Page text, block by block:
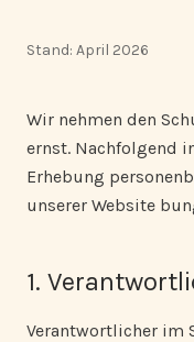
Stand: April 2026
Wir nehmen den
ernst. Nachfolgend
Erhebung
unserer Website
1.
Verantwortlicher im